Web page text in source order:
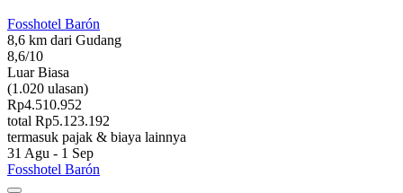
Fosshotel Barón
8,6 km dari Gudang
8,6/10
Luar Biasa
(1.020 ulasan)
Rp4.510.952
total Rp5.123.192
termasuk pajak & biaya lainnya
31 Agu - 1 Sep
Fosshotel Barón